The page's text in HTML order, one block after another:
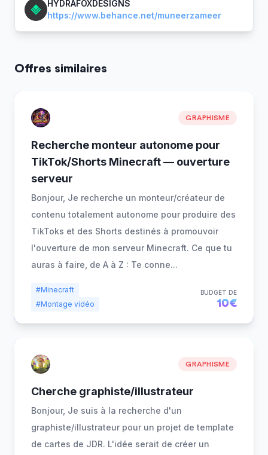
HYDRAFOXDESIGNS
https://www.behance.net/muneerzameer
Offres similaires
GRAPHISME
Recherche monteur autonome pour
TikTok/Shorts Minecraft — ouverture
serveur
Bonjour, Je recherche un monteur/créateur de
contenu totalement autonome pour produire des
TikToks et des Shorts destinés à promouvoir
l'ouverture de mon serveur Minecraft. Ce que tu
auras à faire, de A à Z : Te conne...
#Minecraft
#Montage vidéo
BUDGET DE
10€
GRAPHISME
Cherche graphiste/illustrateur
Bonjour, Je suis à la recherche d'un
graphiste/illustrateur pour un projet de template
de cartes de JDR. L'idée serait de créer un